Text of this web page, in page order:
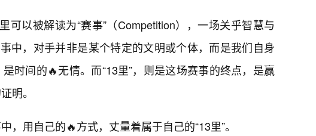
可以被解读为“赛事”（Competition），一场关乎智慧与
中，对手并非是某个特定的文明或个体，而是我们自身
时间的🔥无情。而“13里”，则是这场赛事的终点，是赢
明。
，用自己的🔥方式，丈量着属于自己的“13里”。